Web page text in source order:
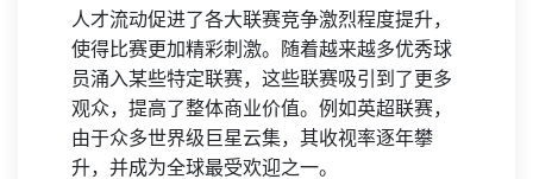
人才流动促进了各大联赛竞争激烈程度提升，
使得比赛更加精彩刺激。随着越来越多优秀球
员涌入某些特定联赛，这些联赛吸引到了更多
观众，提高了整体商业价值。例如英超联赛，
由于众多世界级巨星云集，其收视率逐年攀
升，并成为全球最受欢迎之一。